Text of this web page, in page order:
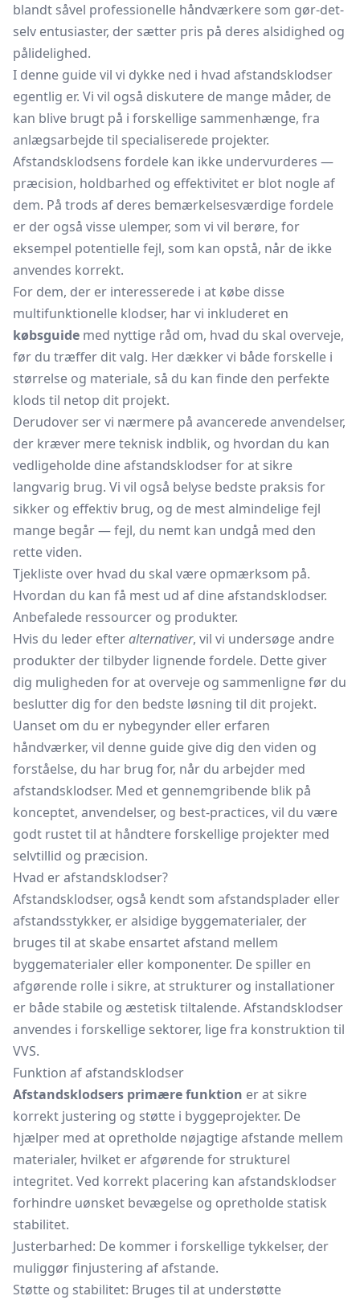
blandt såvel professionelle håndværkere som gør-det-
selv entusiaster, der sætter pris på deres alsidighed og
pålidelighed.
I denne guide vil vi dykke ned i hvad afstandsklodser
egentlig er. Vi vil også diskutere de mange måder, de
kan blive brugt på i forskellige sammenhænge, fra
anlægsarbejde til specialiserede projekter.
Afstandsklodsens fordele kan ikke undervurderes —
præcision, holdbarhed og effektivitet er blot nogle af
dem. På trods af deres bemærkelsesværdige fordele
er der også visse ulemper, som vi vil berøre, for
eksempel potentielle fejl, som kan opstå, når de ikke
anvendes korrekt.
For dem, der er interesserede i at købe disse
multifunktionelle klodser, har vi inkluderet en
købsguide med nyttige råd om, hvad du skal overveje,
før du træffer dit valg. Her dækker vi både forskelle i
størrelse og materiale, så du kan finde den perfekte
klods til netop dit projekt.
Derudover ser vi nærmere på avancerede anvendelser,
der kræver mere teknisk indblik, og hvordan du kan
vedligeholde dine afstandsklodser for at sikre
langvarig brug. Vi vil også belyse bedste praksis for
sikker og effektiv brug, og de mest almindelige fejl
mange begår — fejl, du nemt kan undgå med den
rette viden.
Tjekliste over hvad du skal være opmærksom på.
Hvordan du kan få mest ud af dine afstandsklodser.
Anbefalede ressourcer og produkter.
Hvis du leder efteralternativer, vil vi undersøge andre
produkter der tilbyder lignende fordele. Dette giver
dig muligheden for at overveje og sammenligne før du
beslutter dig for den bedste løsning til dit projekt.
Uanset om du er nybegynder eller erfaren
håndværker, vil denne guide give dig den viden og
forståelse, du har brug for, når du arbejder med
afstandsklodser. Med et gennemgribende blik på
konceptet, anvendelser, og best-practices, vil du være
godt rustet til at håndtere forskellige projekter med
selvtillid og præcision.
Hvad er afstandsklodser?
Afstandsklodser, også kendt som afstandsplader eller
afstandsstykker, er alsidige byggematerialer, der
bruges til at skabe ensartet afstand mellem
byggematerialer eller komponenter. De spiller en
afgørende rolle i sikre, at strukturer og installationer
er både stabile og æstetisk tiltalende. Afstandsklodser
anvendes i forskellige sektorer, lige fra konstruktion til
VVS.
Funktion af afstandsklodser
Afstandsklodsers primære funktion er at sikre
korrekt justering og støtte i byggeprojekter. De
hjælper med at opretholde nøjagtige afstande mellem
materialer, hvilket er afgørende for strukturel
integritet. Ved korrekt placering kan afstandsklodser
forhindre uønsket bevægelse og opretholde statisk
stabilitet.
Justerbarhed: De kommer i forskellige tykkelser, der
muliggør finjustering af afstande.
Støtte og stabilitet: Bruges til at understøtte